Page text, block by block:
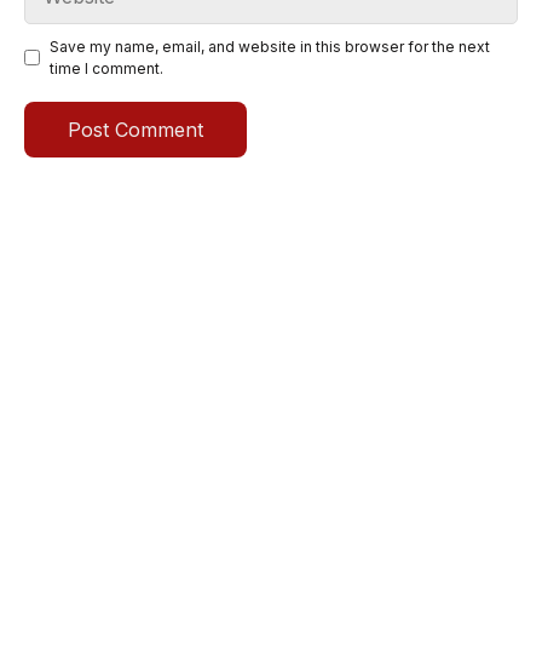
Save my name, email, and website in this browser for the next
time I comment.